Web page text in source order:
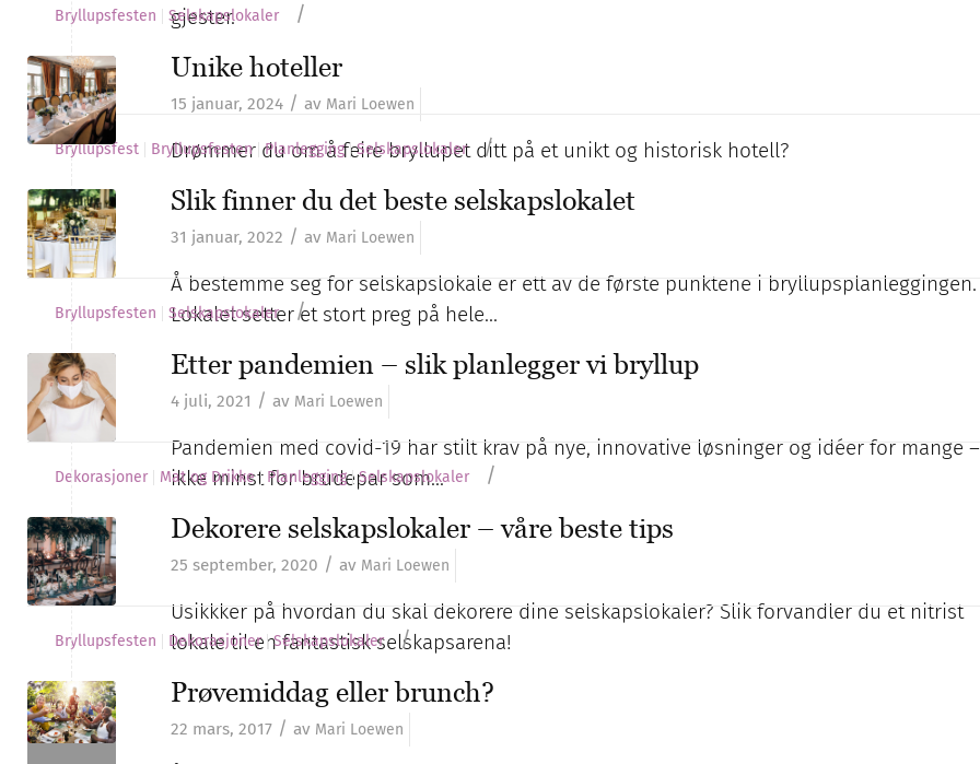
gjester.
Bryllupsfesten Selskapslokaler /
Unike hoteller
15 januar, 2024 / av Mari Loewen
Drømmer du om å feire bryllupet ditt på et unikt og historisk hotell?
Bryllupsfest Bryllupsfesten Planlegging Selskapslokaler /
Slik finner du det beste selskapslokalet
31 januar, 2022 / av Mari Loewen
Å bestemme seg for selskapslokale er ett av de første punktene i bryllupsplanleggingen.
Lokalet setter et stort preg på hele…
Bryllupsfesten Selskapslokaler /
Etter pandemien – slik planlegger vi bryllup
4 juli, 2021 / av Mari Loewen
Pandemien med covid-19 har stilt krav på nye, innovative løsninger og idéer for mange –
ikke minst for brudepar som…
Dekorasjoner Mat og Drikke Planlegging Selskapslokaler /
Dekorere selskapslokaler – våre beste tips
25 september, 2020 / av Mari Loewen
Usikkker på hvordan du skal dekorere dine selskapslokaler? Slik forvandler du et nitrist
lokale til en fantastisk selskapsarena!
Bryllupsfesten Dekorasjoner Selskapslokaler /
Prøvemiddag eller brunch?
22 mars, 2017 / av Mari Loewen